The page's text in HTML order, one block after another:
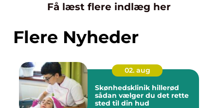
Få læst flere indlæg her
Flere Nyheder
02. aug
Skønhedsklinik hillerød
sådan vælger du det rette
sted til din hud